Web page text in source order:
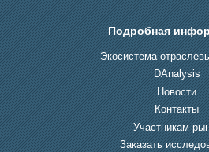
Подробная
Экосистема
DAnalysis
Новости
Контакты
Участникам
Заказать